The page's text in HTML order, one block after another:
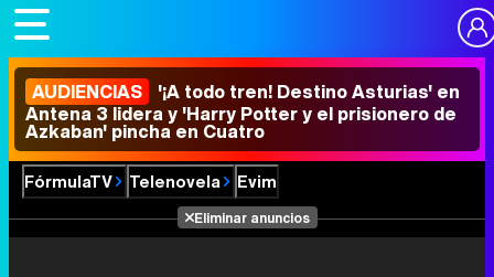
AUDIENCIAS '¡A todo tren! Destino Asturias' en
Antena 3 lidera y 'Harry Potter y el prisionero de
Azkaban' pincha en Cuatro
FórmulaTV Telenovela Evim
Eliminar anuncios